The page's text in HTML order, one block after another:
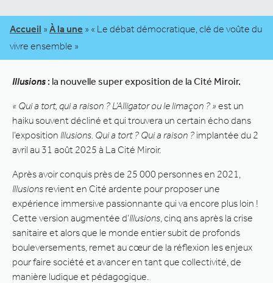
Accueil » À la une » « Le débat démocratique, clé de voûte du
vivre ensemble »
Illusions : la nouvelle super exposition de la Cité Miroir.
« Qui a tort, qui a raison ? L’Alligator ou le limaçon ? » est un
haiku souvent décliné et qui trouvera un certain écho dans
l’exposition Illusions. Qui a tort ? Qui a raison ? implantée du 2
avril au 31 août 2025 à La Cité Miroir.
Après avoir conquis près de 25 000 personnes en 2021,
Illusions revient en Cité ardente pour proposer une
expérience immersive passionnante qui va encore plus loin !
Cette version augmentée d’Illusions , cinq ans après la crise
sanitaire et alors que le monde entier subit de profonds
bouleversements, remet au cœur de la réflexion les enjeux
pour faire société et avancer en tant que collectivité, de
manière ludique et pédagogique.